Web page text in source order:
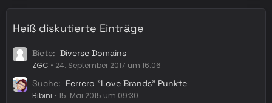
Heiß diskutierte Einträge
Biete Diverse Domains
ZGC 24. September 2017 um 16:06
Suche Ferrero "Love Brands" Punkte
Bibini 15. Mai 2015 um 09:30